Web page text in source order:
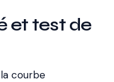
et test de
courbe